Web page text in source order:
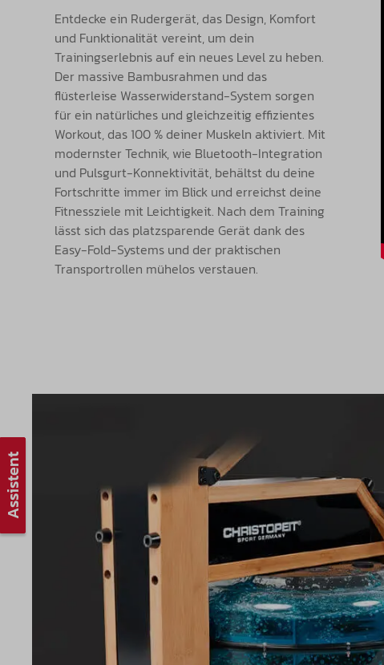
Entdecke ein Rudergerät, das Design, Komfort
und Funktionalität vereint, um dein
Trainingserlebnis auf ein neues Level zu heben.
Der massive Bambusrahmen und das
flüsterleise Wasserwiderstand-System sorgen
für ein natürliches und gleichzeitig effizientes
Workout, das 100 % deiner Muskeln aktiviert. Mit
modernster Technik, wie Bluetooth-Integration
und Pulsgurt-Konnektivität, behältst du deine
Fortschritte immer im Blick und erreichst deine
Fitnessziele mit Leichtigkeit. Nach dem Training
lässt sich das platzsparende Gerät dank des
Easy-Fold-Systems und der praktischen
Transportrollen mühelos verstauen.
Assistent